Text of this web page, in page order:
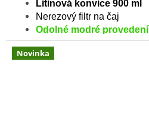
hvězdiček.
Litinová konvice 900 ml
Nerezový filtr na čaj
Odolné modré provedení
Novinka